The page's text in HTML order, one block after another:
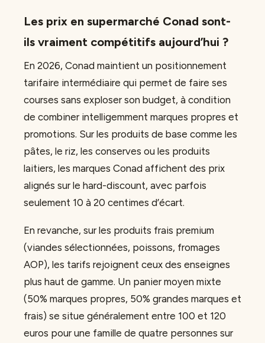
Les prix en supermarché Conad sont-
ils vraiment compétitifs aujourd’hui ?
En 2026, Conad maintient un positionnement
tarifaire intermédiaire qui permet de faire ses
courses sans exploser son budget, à condition
de combiner intelligemment marques propres et
promotions. Sur les produits de base comme les
pâtes, le riz, les conserves ou les produits
laitiers, les marques Conad affichent des prix
alignés sur le hard-discount, avec parfois
seulement 10 à 20 centimes d’écart.
En revanche, sur les produits frais premium
(viandes sélectionnées, poissons, fromages
AOP), les tarifs rejoignent ceux des enseignes
plus haut de gamme. Un panier moyen mixte
(50% marques propres, 50% grandes marques et
frais) se situe généralement entre 100 et 120
euros pour une famille de quatre personnes sur